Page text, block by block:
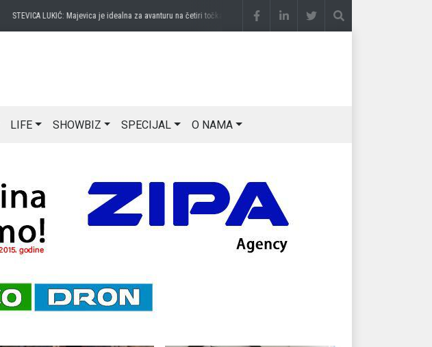
STEVICA LUKIĆ: Majevica je idealna za avanturu na četiri točkaprije 3 sedmice DRAGAN OSTOJIĆ: Moj karakter je
LIFE SHOWBIZ SPECIJAL O NAMA